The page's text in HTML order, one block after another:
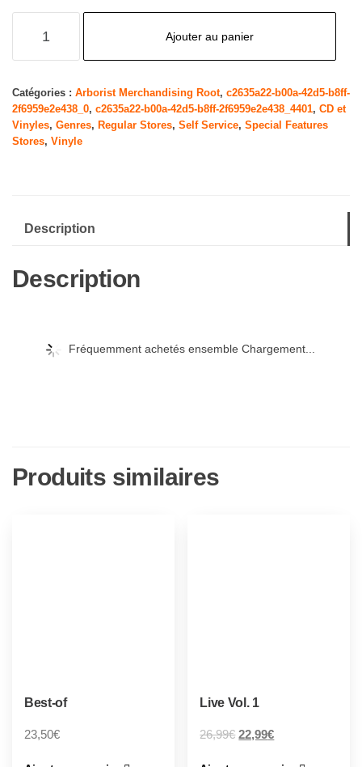
Albums
1978-
1991
Ajouter au panier
Catégories : Arborist Merchandising Root, c2635a22-b00a-42d5-b8ff-
2f6959e2e438_0, c2635a22-b00a-42d5-b8ff-2f6959e2e438_4401, CD et
Vinyles, Genres, Regular Stores, Self Service, Special Features
Stores, Vinyle
Description
Description
Fréquemment achetés ensemble Chargement...
Produits similaires
Best-of
23,50€
Live Vol. 1
26,99€ 22,99€